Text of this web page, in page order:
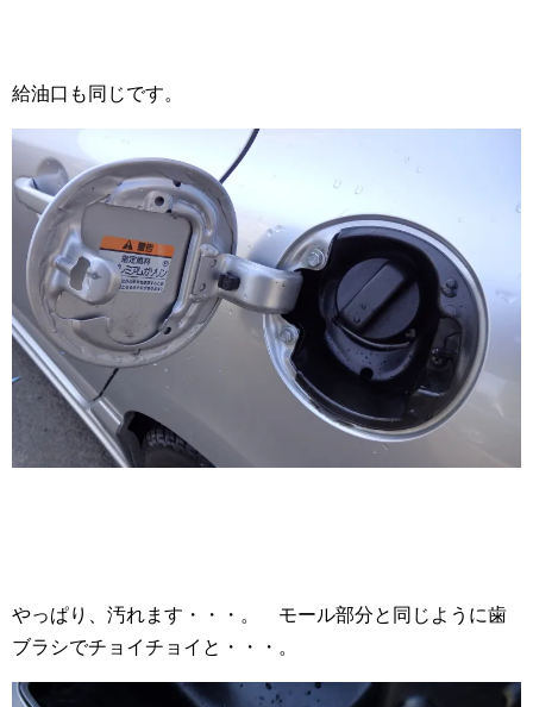
給油口も同じです。
やっぱり、汚れます・・・。 モール部分と同じように歯
ブラシでチョイチョイと・・・。